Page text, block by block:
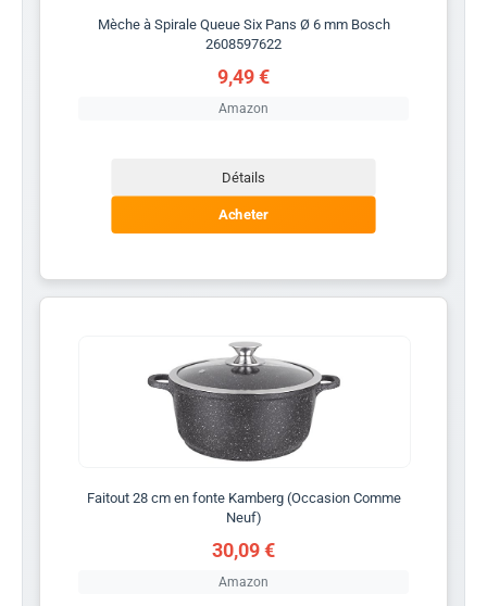
Mèche à Spirale Queue Six Pans Ø 6 mm Bosch
2608597622
9,49 €
Amazon
Détails
Acheter
Faitout 28 cm en fonte Kamberg (Occasion Comme
Neuf)
30,09 €
Amazon